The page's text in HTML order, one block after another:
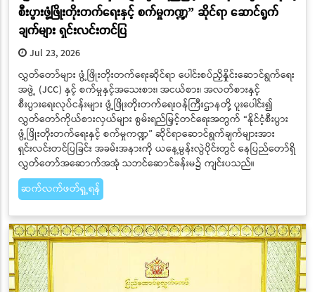
စီးပွားဖွံ့ဖြိုးတိုးတက်ရေးနှင့် စက်မှုကဏ္ဍ” ဆိုင်ရာ ဆောင်ရွက်
ချက်များ ရှင်းလင်းတင်ပြ
Jul 23, 2026
လွှတ်တော်များ ဖွံ့ဖြိုးတိုးတက်ရေးဆိုင်ရာ ပေါင်းစပ်ညှိနှိုင်းဆောင်ရွက်ရေး
အဖွဲ့ (JCC) နှင့် စက်မှုနှင့်အသေးစား၊ အငယ်စား၊ အလတ်စားနှင့်
စီးပွားရေးလုပ်ငန်းများ ဖွံ့ဖြိုးတိုးတက်ရေးဝန်ကြီးဌာနတို့ ပူးပေါင်း၍
လွှတ်တော်ကိုယ်စားလှယ်များ စွမ်းရည်မြှင့်တင်ရေးအတွက် “နိုင်ငံ့စီးပွား
ဖွံ့ဖြိုးတိုးတက်ရေးနှင့် စက်မှုကဏ္ဍ” ဆိုင်ရာဆောင်ရွက်ချက်များအား
ရှင်းလင်းတင်ပြခြင်း အခမ်းအနားကို ယနေ့မွန်းလွဲပိုင်းတွင် နေပြည်တော်ရှိ
လွှတ်တော်အဆောက်အအုံ သဘင်ဆောင်ခန်းမ၌ ကျင်းပသည်။
ဆက်လက်ဖတ်ရှု့ရန်